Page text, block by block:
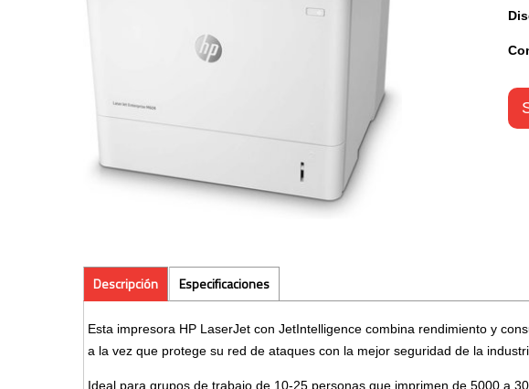
Descripción Especificaciones
Esta impresora HP LaserJet con JetIntelligence combina rendimiento y
a la vez que protege su red de ataques con la mejor seguridad de la
Ideal para grupos de trabajo de 10-25 personas que imprimen de 5000 a